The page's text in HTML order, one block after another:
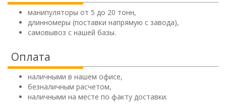
манипуляторы от 5 до 20 тонн,
длинномеры (поставки напрямую с завода),
самовывоз с нашей базы.
Оплата
наличными в нашем офисе,
безналичным расчетом,
наличными на месте по факту доставки.